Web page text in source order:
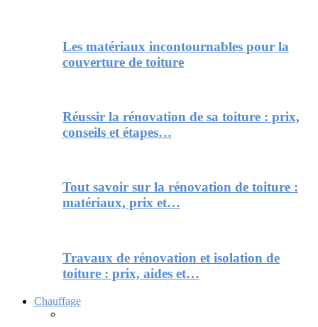
Les matériaux incontournables pour la
couverture de toiture
Réussir la rénovation de sa toiture : prix,
conseils et étapes…
Tout savoir sur la rénovation de toiture :
matériaux, prix et…
Travaux de rénovation et isolation de
toiture : prix, aides et…
Chauffage